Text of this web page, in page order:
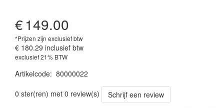
€149.00
*Prijzen zijn exclusief btw
€ 180.29 inclusief btw
exclusief 21% BTW
Artikelcode: 80000022
0 ster(ren) met 0 review(s)
Schrijf een review